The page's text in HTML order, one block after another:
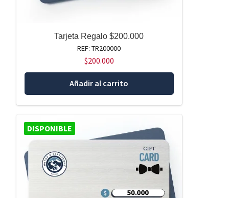
Tarjeta Regalo $200.000
REF: TR200000
$200.000
Añadir al carrito
DISPONIBLE